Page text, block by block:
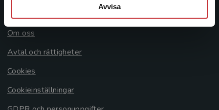
Avvisa
Om oss
Avtal och rättigheter
Cookies
Cookieinställningar